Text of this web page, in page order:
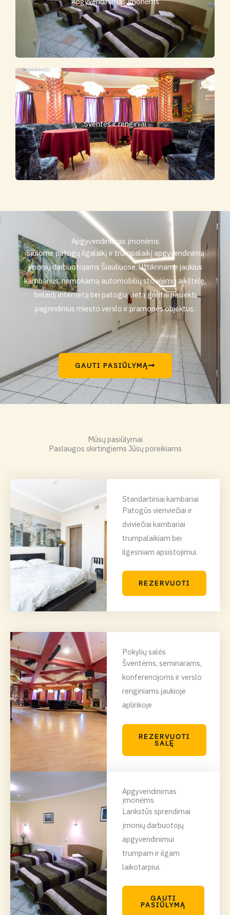
Šventės ir renginiai
Apgyvendinimas įmonėms
Siūlome patogų ilgalaikį ir trumpalaikį apgyvendinimą
įmonių darbuotojams Šiauliuose. Užtikriname jaukius
kambarius, nemokamą automobilių stovėjimo aikštelę,
belaidį internetą bei patogią vietą greitai pasiekti
pagrindinius miesto verslo ir pramonės objektus.
GAUTI PASIŪLYMĄ
Mūsų pasiūlymai
Paslaugos skirtingiems Jūsų poreikiams
Standartiniai kambariai
Patogūs vienviečiai ir
dviviečiai kambariai
trumpalaikiam bei
ilgesniam apsistojimui.
REZERVUOTI
Pokylių salės
Šventėms, seminarams,
konferencijoms ir verslo
renginiams jaukioje
aplinkoje
REZERVUOTI
SALĘ
Apgyvendinimas
įmonėms
Lankstūs sprendimai
įmonių darbuotojų
apgyvendinimui
trumpam ir ilgam
laikotarpiui.
GAUTI
PASIŪLYMĄ